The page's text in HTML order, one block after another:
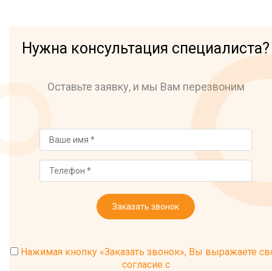
Нужна консультация специалиста?
Оставьте заявку, и мы Вам перезвоним
Заказать звонок
Нажимая кнопку «Заказать звонок», Вы выражаете
согласие с